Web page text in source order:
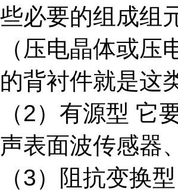
些必要的组成组
（压电晶体或
的背衬件就是这
（2）有源型 它
声表面波传感器
（3）阻抗变换